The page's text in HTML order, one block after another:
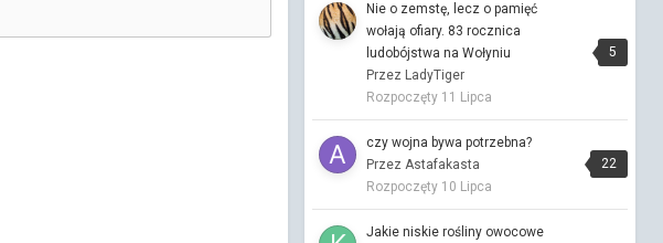
Porozmawiajmy o zdrowiu : )
Przez KapitanJackSparrow ·
Napisano 18
godzin temu
z tym modleniem to już przesada:)
Porozmawiajmy o zdrowiu : )
Przez KapitanJackSparrow ·
Napisano
18
godzin temu
dwoistej natury, a więc byłyście nad
5
Nie o zemstę, lecz o pamięć
wołają ofiary. 83 rocznica
ludobójstwa na Wołyniu
Przez LadyTiger
Rozpoczęty 11 Lipca
22
czy wojna bywa potrzebna?
Przez Astafakasta
Rozpoczęty 10 Lipca
Jakie niskie rośliny owocowe